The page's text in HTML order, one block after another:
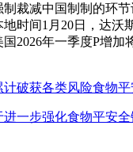
裁减中国制制的环
时间1月20日，达沃
2026年一季度P增加
破获各类风险食物平
进一步强化食物平安